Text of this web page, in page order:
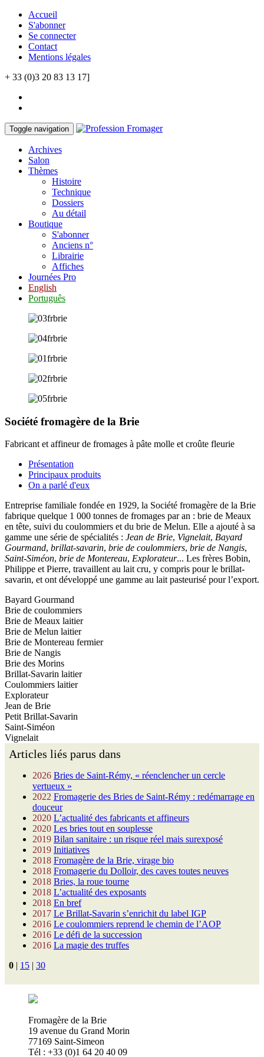
Accueil
S'abonner
Se connecter
Contact
Mentions légales
+ 33 (0)3 20 83 13 17]
Toggle navigation
Archives
Salon
Thèmes
Histoire
Technique
Dossiers
Au détail
Boutique
S'abonner
Anciens n°
Librairie
Affiches
Journées Pro
English
Português
Société fromagère de la Brie
Fabricant et affineur de fromages à pâte molle et croûte fleurie
Présentation
Principaux produits
On a parlé d'eux
Entreprise familiale fondée en 1929, la Société fromagère de la Brie
fabrique quelque 1 000 tonnes de fromages par an : brie de Meaux
en tête, suivi du coulommiers et du brie de Melun. Elle a ajouté à sa
gamme une série de spécialités : Jean de Brie, Vignelait, Bayard
Gourmand, brillat-savarin, brie de coulommiers, brie de Nangis,
Saint-Siméon, brie de Montereau, Explorateur... Les frères Bobin,
Philippe et Pierre, travaillent au lait cru, y compris pour le brillat-
savarin, et ont développé une gamme au lait pasteurisé pour l’export.
Bayard Gourmand
Brie de coulommiers
Brie de Meaux laitier
Brie de Melun laitier
Brie de Montereau fermier
Brie de Nangis
Brie des Morins
Brillat-Savarin laitier
Coulommiers laitier
Explorateur
Jean de Brie
Petit Brillat-Savarin
Saint-Siméon
Vignelait
Articles liés parus dans
2026 Bries de Saint-Rémy, « réenclencher un cercle
vertueux »
2022 Fromagerie des Bries de Saint-Rémy : redémarrage en
douceur
2020 L’actualité des fabricants et affineurs
2020 Les bries tout en souplesse
2019 Bilan sanitaire : un risque réel mais surexposé
2019 Initiatives
2018 Fromagère de la Brie, virage bio
2018 Fromagerie du Dolloir, des caves toutes neuves
2018 Bries, la roue tourne
2018 L’actualité des exposants
2018 En bref
2017 Le Brillat-Savarin s’enrichit du label IGP
2016 Le coulommiers reprend le chemin de l’AOP
2016 Le défi de la succession
2016 La magie des truffes
0 | 15 | 30
Fromagère de la Brie
19 avenue du Grand Morin
77169 Saint-Simeon
Tél : +33 (0)1 64 20 40 09